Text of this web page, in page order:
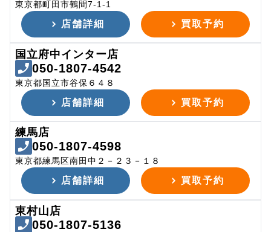
東京都町田市鶴間7-1-1
店舗詳細 買取予約
国立府中インター店
050-1807-4542
東京都国立市谷保６４８
店舗詳細 買取予約
練馬店
050-1807-4598
東京都練馬区南田中２－２３－１８
店舗詳細 買取予約
東村山店
050-1807-5136